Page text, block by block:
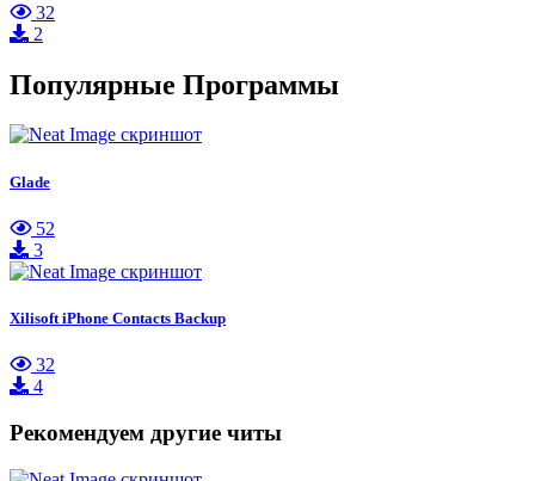
32
2
Популярные Программы
Glade
52
3
Xilisoft iPhone Contacts Backup
32
4
Рекомендуем другие читы